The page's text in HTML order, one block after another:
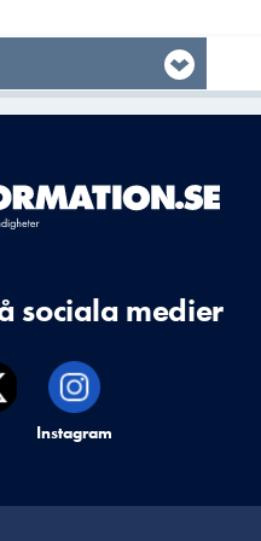
sociala medier
på,
Krisinformation på,
Instagram